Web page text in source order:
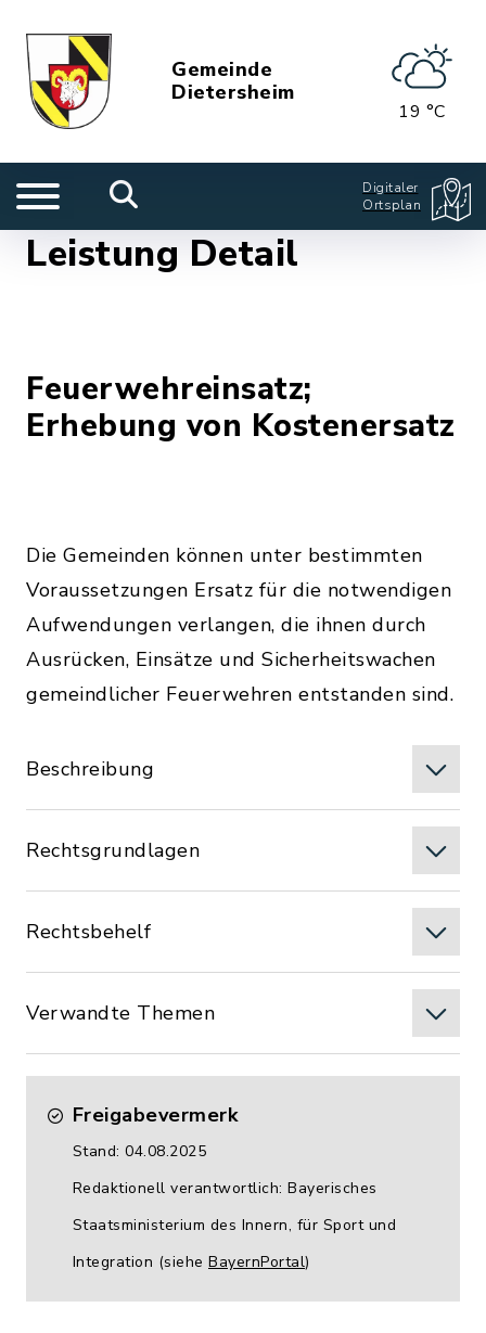
Gemeinde
Dietersheim
19 °C
Digitaler
Ortsplan
Leistung Detail
Feuerwehreinsatz;
Erhebung von Kostenersatz
Die Gemeinden können unter bestimmten
Voraussetzungen Ersatz für die notwendigen
Aufwendungen verlangen, die ihnen durch
Ausrücken, Einsätze und Sicherheitswachen
gemeindlicher Feuerwehren entstanden sind.
Beschreibung
Rechtsgrundlagen
Rechtsbehelf
Verwandte Themen
Freigabevermerk
Stand: 04.08.2025
Redaktionell verantwortlich: Bayerisches
Staatsministerium des Innern, für Sport und
Integration (siehe BayernPortal)